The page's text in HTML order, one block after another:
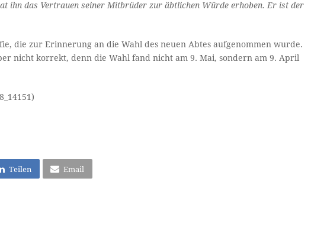
ihn das Vertrauen seiner Mitbrüder zur äbtlichen Würde erhoben. Er ist der
die zur Erinnerung an die Wahl des neuen Abtes aufgenommen wurde.
nicht korrekt, denn die Wahl fand nicht am 9. Mai, sondern am 9. April
Teilen Email